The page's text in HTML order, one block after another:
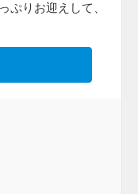
ぷりお迎えして、